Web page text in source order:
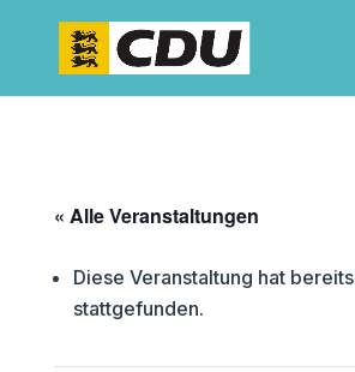
« Alle Veranstaltungen
Diese Veranstaltung hat bereits
stattgefunden.